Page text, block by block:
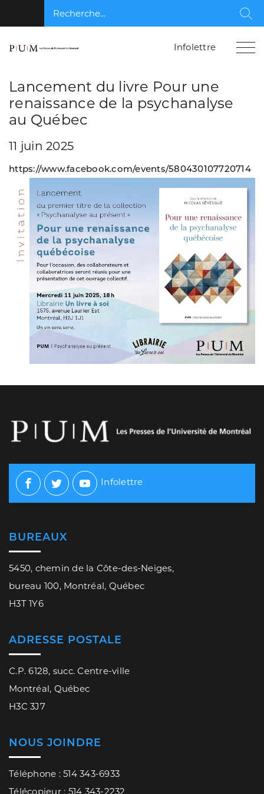
Recherche...
Infolettre
Lancement du livre Pour une
renaissance de la psychanalyse
au Québec
11 juin 2025
https://www.facebook.com/events/580430107720714
Facebook
TwitterYoutube
Infolettre
BUREAUX
5450, chemin de la Côte-des-Neiges,
bureau 100, Montréal, Québec
H3T 1Y6
ADRESSE POSTALE
C.P. 6128, succ. Centre-ville
Montréal, Québec
H3C 3J7
NOUS JOINDRE
Téléphone : 514 343-6933
Télécopieur : 514 343-2232